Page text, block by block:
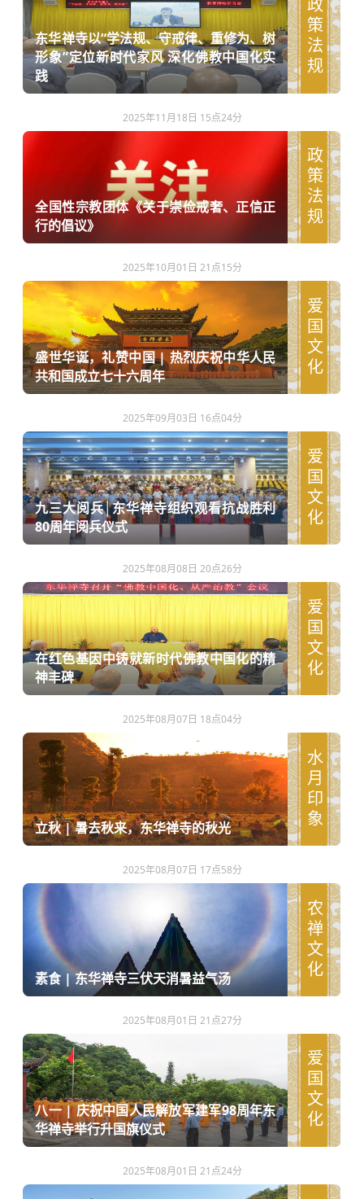
东华禅寺以“学法规、守戒律、重修为、树
形象”定位新时代家风 深化佛教中国化实
践
政策法规
2025年11月18日 15点24分
全国性宗教团体《关于崇俭戒奢、正信正
行的倡议》
政策法规
2025年10月01日 21点15分
盛世华诞，礼赞中国 | 热烈庆祝中华人民
共和国成立七十六周年
爱国文化
2025年09月03日 16点04分
九三大阅兵│东华禅寺组织观看抗战胜利
80周年阅兵仪式
爱国文化
2025年08月08日 20点26分
在红色基因中铸就新时代佛教中国化的精
神丰碑
爱国文化
2025年08月07日 18点04分
立秋 | 暑去秋来，东华禅寺的秋光 水月印象
2025年08月07日 17点58分
素食 | 东华禅寺三伏天消暑益气汤 农禅文化
2025年08月01日 21点27分
八一 | 庆祝中国人民解放军建军98周年东
华禅寺举行升国旗仪式
爱国文化
2025年08月01日 21点24分